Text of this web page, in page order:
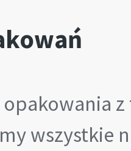
wszystkie